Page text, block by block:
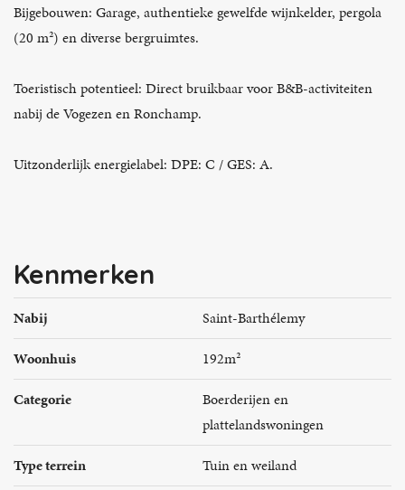
Bijgebouwen: Garage, authentieke gewelfde wijnkelder, pergola
(20 m²) en diverse bergruimtes.
Toeristisch potentieel: Direct bruikbaar voor B&B-activiteiten
nabij de Vogezen en Ronchamp.
Uitzonderlijk energielabel: DPE: C / GES: A.
Kenmerken
Nabij
Saint-Barthélemy
Woonhuis
192m²
Categorie
Boerderijen en
plattelandswoningen
Type terrein
Tuin en weiland